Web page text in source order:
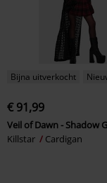
Bijna uitverkocht
€ 91,99
Veil of Dawn - Shadow
Killstar
Cardigan